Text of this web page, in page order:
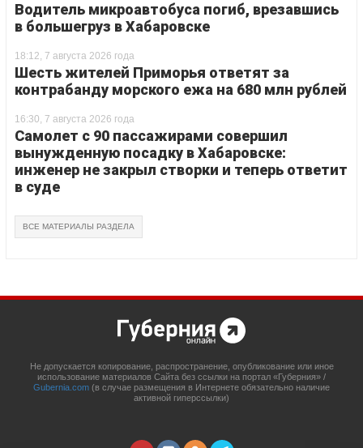
Водитель микроавтобуса погиб, врезавшись
в большегруз в Хабаровске
18:12, 7 августа 2026 года
Шесть жителей Приморья ответят за
контрабанду морского ежа на 680 млн рублей
16:30, 7 августа 2026 года
Самолет с 90 пассажирами совершил
вынужденную посадку в Хабаровске:
инженер не закрыл створки и теперь ответит
в суде
ВСЕ МАТЕРИАЛЫ РАЗДЕЛА
Не допускается копирование, распространение, опубликование или иное
использование материалов Сайта без ссылки на портал «Губерния» /
Gubernia.com (в случае размещения в Интернете обязательно наличие
активной гиперссылки)